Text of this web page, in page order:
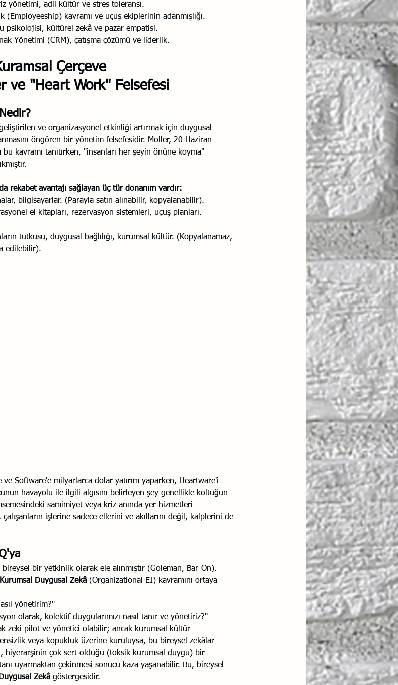
yönetimi, adil kültür ve stres toleransı.
(Employeeship) kavramı ve uçuş ekiplerinin adanmışlığı.
psikolojisi, kültürel zekâ ve pazar empatisi.
Yönetimi (CRM), çatışma çözümü ve liderlik.
Çerçeve
ve "Heart Work" Felsefesi
ve organizasyonel etkinliği artırmak için duygusal
öngören bir yönetim felsefesidir. Moller, 20 Haziran
kavramı tanıtırken, "insanları her şeyin önüne koyma"
rekabet avantajı sağlayan üç tür donanım vardır:
bilgisayarlar. (Parayla satın alınabilir, kopyalanabilir).
el kitapları, rezervasyon sistemleri, uçuş planları.
tutkusu, duygusal bağlılığı, kurumsal kültür. (Kopyalanamaz,
edilebilir).
Software'e milyarlarca dolar yatırım yaparken, Heartware'i
havayolu ile ilgili algısını belirleyen şey genellikle koltuğun
samimiyet veya kriz anında yer hizmetleri
işlerine sadece ellerini ve akıllarını değil, kalplerini de
bir yetkinlik olarak ele alınmıştır (Goleman, Bar-On).
Kurumsal Duygusal Zekâ (Organizational EI) kavramını ortaya
yönetirim?"
olarak, kolektif duygularımızı nasıl tanır ve yönetiriz?"
zeki pilot ve yönetici olabilir; ancak kurumsal kültür
veya kopukluk üzerine kuruluysa, bu bireysel zekâlar
hiyerarşinin çok sert olduğu (toksik kurumsal duygu) bir
uyarmaktan çekinmesi sonucu kaza yaşanabilir. Bu, bireysel
Zekâ göstergesidir.